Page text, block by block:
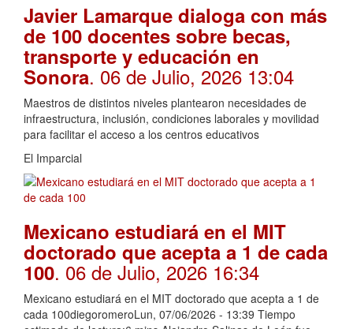
Javier Lamarque dialoga con más
de 100 docentes sobre becas,
transporte y educación en
Sonora. 06 de Julio, 2026 13:04
Maestros de distintos niveles plantearon necesidades de
infraestructura, inclusión, condiciones laborales y movilidad
para facilitar el acceso a los centros educativos
El Imparcial
Mexicano estudiará en el MIT
doctorado que acepta a 1 de cada
100. 06 de Julio, 2026 16:34
Mexicano estudiará en el MIT doctorado que acepta a 1 de
cada 100diegoromeroLun, 07/06/2026 - 13:39 Tiempo